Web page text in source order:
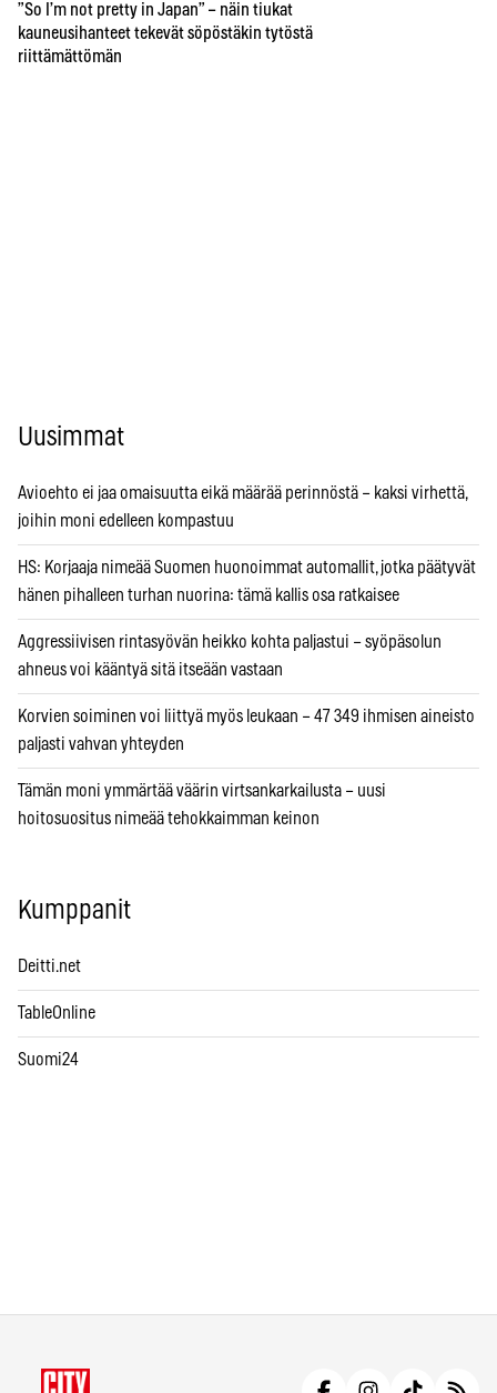
”So I’m not pretty in Japan” – näin tiukat
kauneusihanteet tekevät söpöstäkin tytöstä
riittämättömän
Uusimmat
Avioehto ei jaa omaisuutta eikä määrää perinnöstä – kaksi virhettä,
joihin moni edelleen kompastuu
HS: Korjaaja nimeää Suomen huonoimmat automallit, jotka päätyvät
hänen pihalleen turhan nuorina: tämä kallis osa ratkaisee
Aggressiivisen rintasyövän heikko kohta paljastui – syöpäsolun
ahneus voi kääntyä sitä itseään vastaan
Korvien soiminen voi liittyä myös leukaan – 47 349 ihmisen aineisto
paljasti vahvan yhteyden
Tämän moni ymmärtää väärin virtsankarkailusta – uusi
hoitosuositus nimeää tehokkaimman keinon
Kumppanit
Deitti.net
TableOnline
Suomi24